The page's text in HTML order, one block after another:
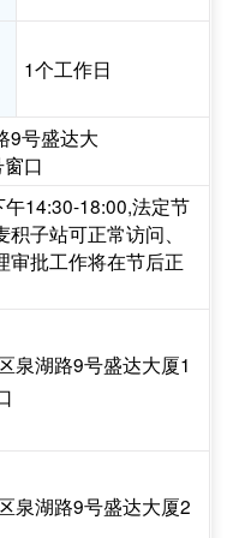
1个工作日
9号盛达大
口
14:30-18:00,法定节
子站可正常访问、
审批工作将在节后正
泉湖路9号盛达大厦1
泉湖路9号盛达大厦2